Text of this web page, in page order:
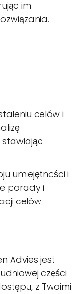
im
celów i
umiejętności i
porady i
celów
Advies jest
części
z Twoimi